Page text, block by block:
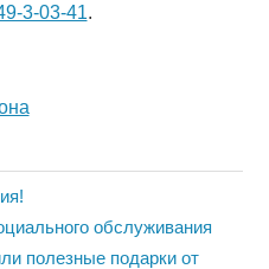
3-03-41.
обслуживания
полезные подарки от